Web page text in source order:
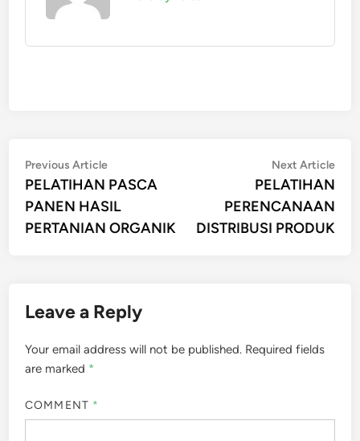
Post
navigation
Previous ArticlePrevious
article:
PELATIHAN PASCA
PANEN HASIL
PERTANIAN ORGANIK
Next Article
PELATIHAN
PERENCANAAN
DISTRIBUSI PRODUK
Leave a Reply
Your email address will not be published. Required fields
are marked *
COMMENT *